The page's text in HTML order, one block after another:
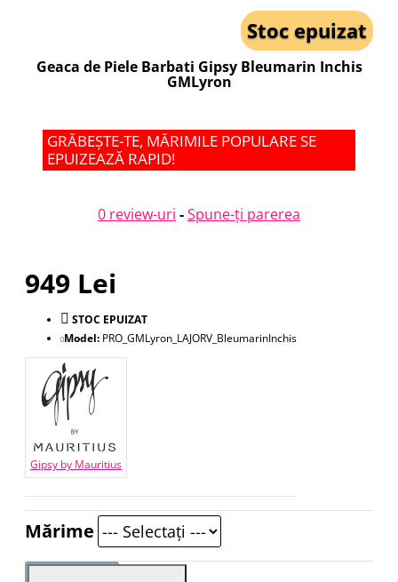
Stoc epuizat
Geaca de Piele Barbati Gipsy Bleumarin Inchis
GMLyron
GRĂBEȘTE-TE, MĂRIMILE POPULARE SE
EPUIZEAZĂ RAPID!
0 review-uri -Spune-ţi parerea
949 Lei
STOC EPUIZAT
Model: PRO_GMLyron_LAJORV_BleumarinInchis
Gipsy by Mauritius
Mărime